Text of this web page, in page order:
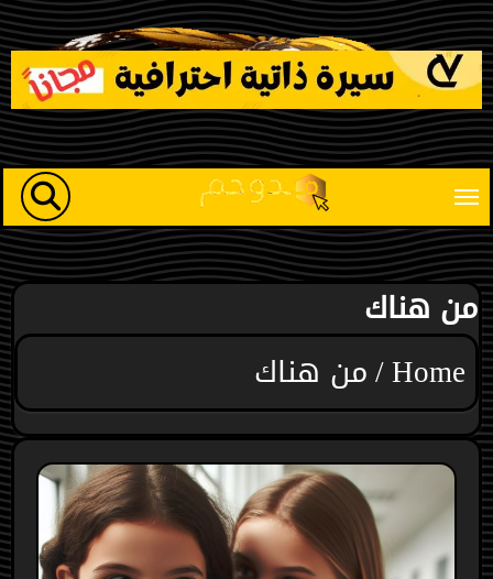
Skip
to
content
من هناك
Home من هناك